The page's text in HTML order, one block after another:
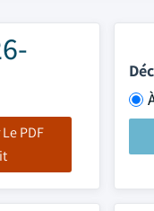
PDF